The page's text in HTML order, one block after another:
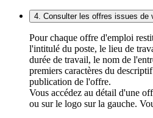
4. Consulter les offres issues de
Pour chaque offre d'emploi
l'intitulé du poste, le lieu de
durée de travail, le nom de
premiers caractères du
publication de l'offre.
Vous accédez au détail d'une
ou sur le logo sur la gauche.